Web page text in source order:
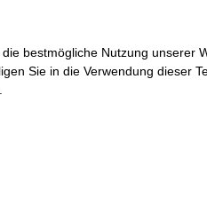
bestmögliche Nutzung unserer
Sie in die Verwendung dieser